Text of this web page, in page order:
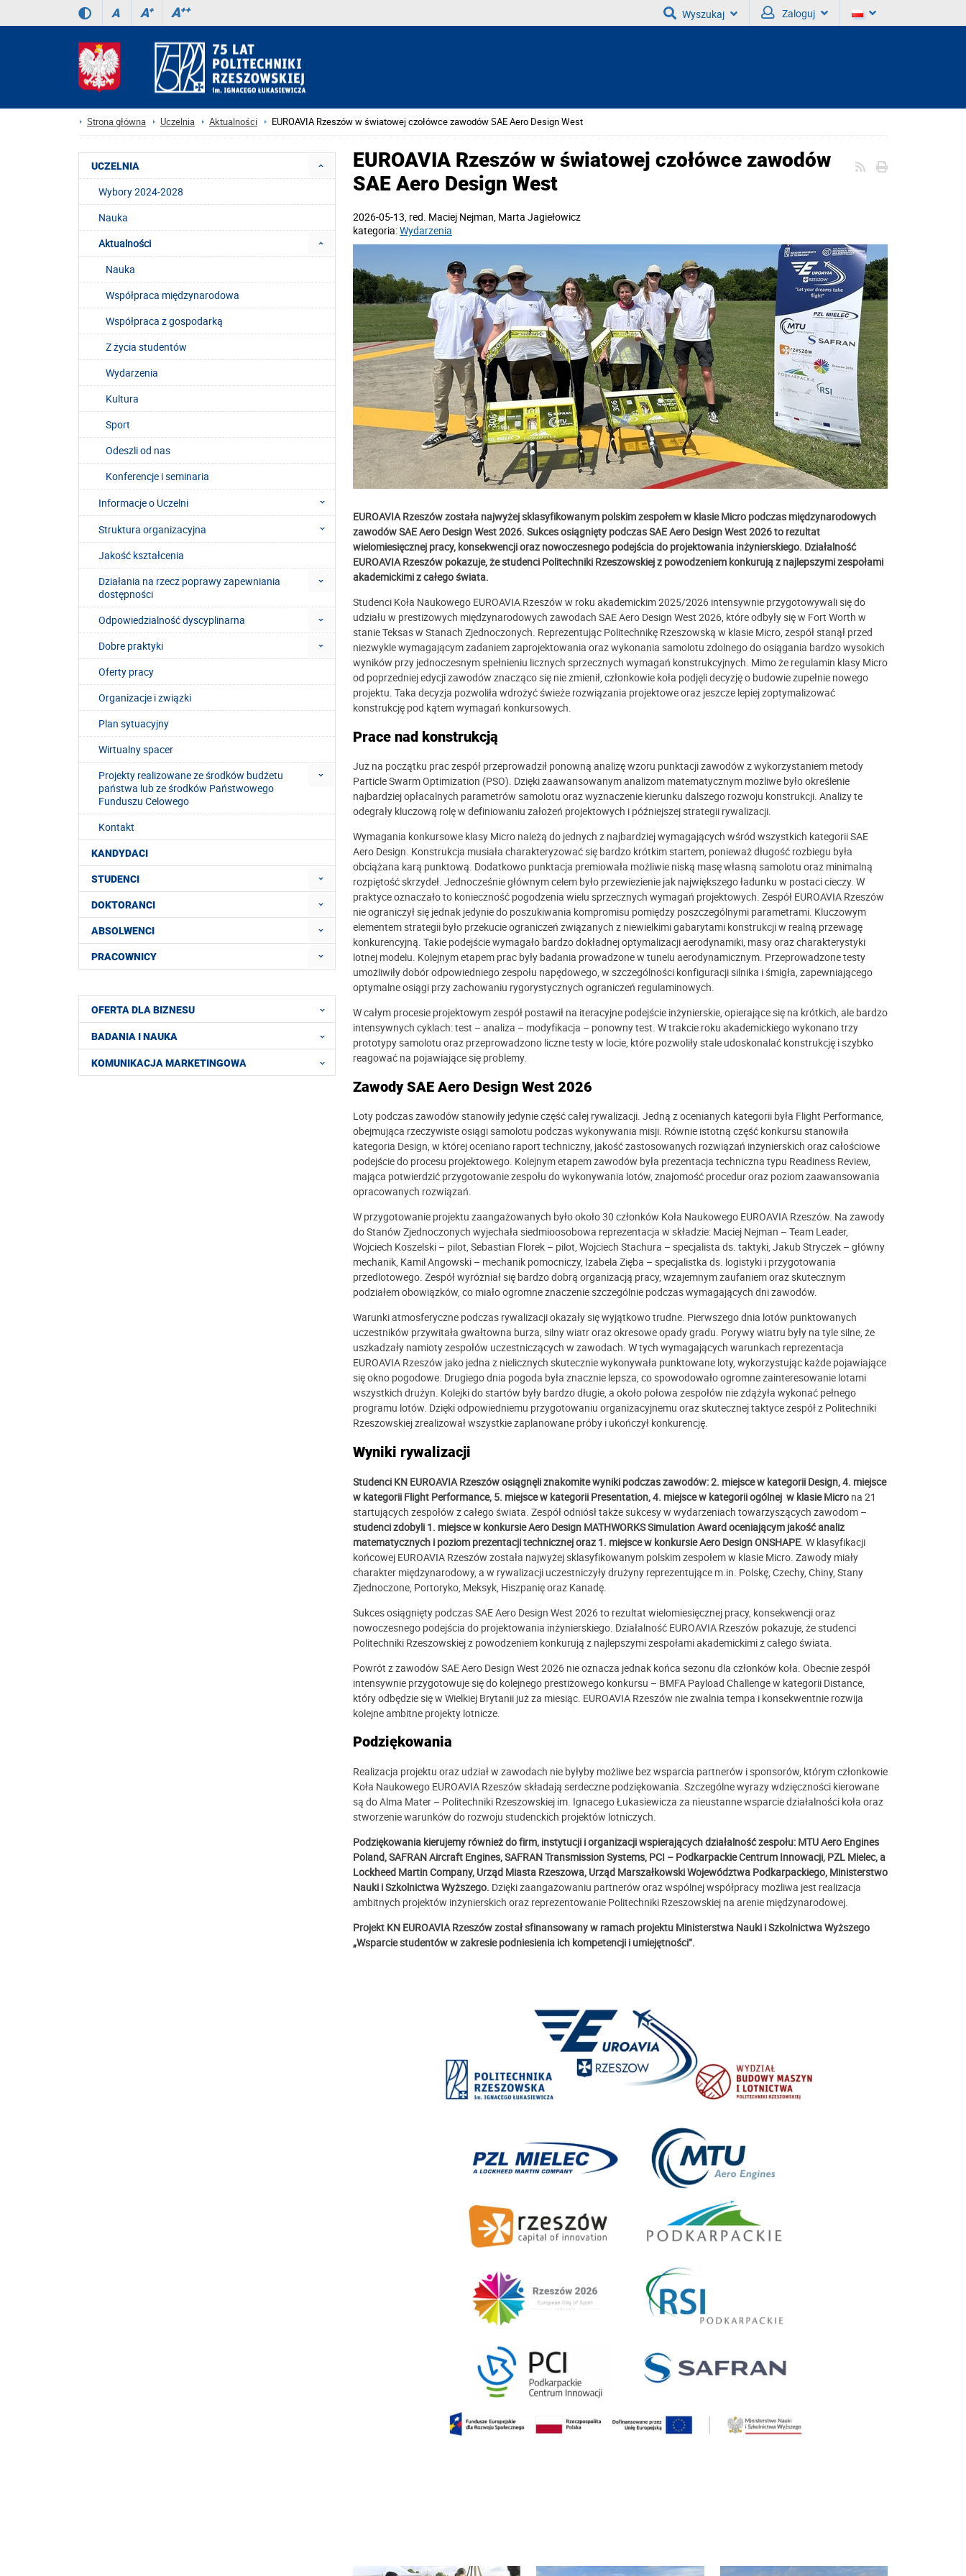
A A+ A++ Wyszukaj Zaloguj
Strona główna Uczelnia Aktualności EUROAVIA Rzeszów w światowej czołówce zawodów SAE Aero Design West
EUROAVIA Rzeszów w światowej czołówce zawodów
SAE Aero Design West
2026-05-13, red. Maciej Nejman, Marta Jagiełowicz
kategoria:Wydarzenia
EUROAVIA Rzeszów została najwyżej sklasyfikowanym polskim zespołem w klasie Micro podczas międzynarodowych
zawodów SAE Aero Design West 2026. Sukces osiągnięty podczas SAE Aero Design West 2026 to rezultat
wielomiesięcznej pracy, konsekwencji oraz nowoczesnego podejścia do projektowania inżynierskiego. Działalność
EUROAVIA Rzeszów pokazuje, że studenci Politechniki Rzeszowskiej z powodzeniem konkurują z najlepszymi zespołami
akademickimi z całego świata.
Studenci Koła Naukowego EUROAVIA Rzeszów w roku akademickim 2025/2026 intensywnie przygotowywali się do
udziału w prestiżowych międzynarodowych zawodach SAE Aero Design West 2026, które odbyły się w Fort Worth w
stanie Teksas w Stanach Zjednoczonych. Reprezentując Politechnikę Rzeszowską w klasie Micro, zespół stanął przed
niezwykle wymagającym zadaniem zaprojektowania oraz wykonania samolotu zdolnego do osiągania bardzo wysokich
wyników przy jednoczesnym spełnieniu licznych sprzecznych wymagań konstrukcyjnych. Mimo że regulamin klasy Micro
od poprzedniej edycji zawodów znacząco się nie zmienił, członkowie koła podjęli decyzję o budowie zupełnie nowego
projektu. Taka decyzja pozwoliła wdrożyć świeże rozwiązania projektowe oraz jeszcze lepiej zoptymalizować
konstrukcję pod kątem wymagań konkursowych.
Prace nad konstrukcją
Już na początku prac zespół przeprowadził ponowną analizę wzoru punktacji zawodów z wykorzystaniem metody
Particle Swarm Optimization (PSO). Dzięki zaawansowanym analizom matematycznym możliwe było określenie
najbardziej opłacalnych parametrów samolotu oraz wyznaczenie kierunku dalszego rozwoju konstrukcji. Analizy te
odegrały kluczową rolę w definiowaniu założeń projektowych i późniejszej strategii rywalizacji.
Wymagania konkursowe klasy Micro należą do jednych z najbardziej wymagających wśród wszystkich kategorii SAE
Aero Design. Konstrukcja musiała charakteryzować się bardzo krótkim startem, ponieważ długość rozbiegu była
obciążana karą punktową. Dodatkowo punktacja premiowała możliwie niską masę własną samolotu oraz minimalną
rozpiętość skrzydeł. Jednocześnie głównym celem było przewiezienie jak największego ładunku w postaci cieczy. W
praktyce oznaczało to konieczność pogodzenia wielu sprzecznych wymagań projektowych. Zespół EUROAVIA Rzeszów
nie ograniczył się jednak jedynie do poszukiwania kompromisu pomiędzy poszczególnymi parametrami. Kluczowym
elementem strategii było przekucie ograniczeń związanych z niewielkimi gabarytami konstrukcji w realną przewagę
konkurencyjną. Takie podejście wymagało bardzo dokładnej optymalizacji aerodynamiki, masy oraz charakterystyki
lotnej modelu. Kolejnym etapem prac były badania prowadzone w tunelu aerodynamicznym. Przeprowadzone testy
umożliwiły dobór odpowiedniego zespołu napędowego, w szczególności konfiguracji silnika i śmigła, zapewniającego
optymalne osiągi przy zachowaniu rygorystycznych ograniczeń regulaminowych.
W całym procesie projektowym zespół postawił na iteracyjne podejście inżynierskie, opierające się na krótkich, ale bardzo
intensywnych cyklach: test – analiza – modyfikacja – ponowny test. W trakcie roku akademickiego wykonano trzy
prototypy samolotu oraz przeprowadzono liczne testy w locie, które pozwoliły stale udoskonalać konstrukcję i szybko
reagować na pojawiające się problemy.
Zawody SAE Aero Design West 2026
Loty podczas zawodów stanowiły jedynie część całej rywalizacji. Jedną z ocenianych kategorii była Flight Performance,
obejmująca rzeczywiste osiągi samolotu podczas wykonywania misji. Równie istotną część konkursu stanowiła
kategoria Design, w której oceniano raport techniczny, jakość zastosowanych rozwiązań inżynierskich oraz całościowe
podejście do procesu projektowego. Kolejnym etapem zawodów była prezentacja techniczna typu Readiness Review,
mająca potwierdzić przygotowanie zespołu do wykonywania lotów, znajomość procedur oraz poziom zaawansowania
opracowanych rozwiązań.
W przygotowanie projektu zaangażowanych było około 30 członków Koła Naukowego EUROAVIA Rzeszów. Na zawody
do Stanów Zjednoczonych wyjechała siedmioosobowa reprezentacja w składzie: Maciej Nejman – Team Leader,
Wojciech Koszelski – pilot, Sebastian Florek – pilot, Wojciech Stachura – specjalista ds. taktyki, Jakub Stryczek – główny
mechanik, Kamil Angowski – mechanik pomocniczy, Izabela Zięba – specjalistka ds. logistyki i przygotowania
przedlotowego. Zespół wyróżniał się bardzo dobrą organizacją pracy, wzajemnym zaufaniem oraz skutecznym
podziałem obowiązków, co miało ogromne znaczenie szczególnie podczas wymagających dni zawodów.
Warunki atmosferyczne podczas rywalizacji okazały się wyjątkowo trudne. Pierwszego dnia lotów punktowanych
uczestników przywitała gwałtowna burza, silny wiatr oraz okresowe opady gradu. Porywy wiatru były na tyle silne, że
uszkadzały namioty zespołów uczestniczących w zawodach. W tych wymagających warunkach reprezentacja
EUROAVIA Rzeszów jako jedna z nielicznych skutecznie wykonywała punktowane loty, wykorzystując każde pojawiające
się okno pogodowe. Drugiego dnia pogoda była znacznie lepsza, co spowodowało ogromne zainteresowanie lotami
wszystkich drużyn. Kolejki do startów były bardzo długie, a około połowa zespołów nie zdążyła wykonać pełnego
programu lotów. Dzięki odpowiedniemu przygotowaniu organizacyjnemu oraz skutecznej taktyce zespół z Politechniki
Rzeszowskiej zrealizował wszystkie zaplanowane próby i ukończył konkurencję.
Wyniki rywalizacji
Studenci KN EUROAVIA Rzeszów osiągnęli znakomite wyniki podczas zawodów: 2. miejsce w kategorii Design, 4. miejsce
w kategorii Flight Performance, 5. miejsce w kategorii Presentation, 4. miejsce w kategorii ogólnej w klasie Micro na 21
startujących zespołów z całego świata. Zespół odniósł także sukcesy w wydarzeniach towarzyszących zawodom –
studenci zdobyli 1. miejsce w konkursie Aero Design MATHWORKS Simulation Award oceniającym jakość analiz
matematycznych i poziom prezentacji technicznej oraz 1. miejsce w konkursie Aero Design ONSHAPE . W klasyfikacji
końcowej EUROAVIA Rzeszów została najwyżej sklasyfikowanym polskim zespołem w klasie Micro. Zawody miały
charakter międzynarodowy, a w rywalizacji uczestniczyły drużyny reprezentujące m.in. Polskę, Czechy, Chiny, Stany
Zjednoczone, Portoryko, Meksyk, Hiszpanię oraz Kanadę.
Sukces osiągnięty podczas SAE Aero Design West 2026 to rezultat wielomiesięcznej pracy, konsekwencji oraz
nowoczesnego podejścia do projektowania inżynierskiego. Działalność EUROAVIA Rzeszów pokazuje, że studenci
Politechniki Rzeszowskiej z powodzeniem konkurują z najlepszymi zespołami akademickimi z całego świata.
Powrót z zawodów SAE Aero Design West 2026 nie oznacza jednak końca sezonu dla członków koła. Obecnie zespół
intensywnie przygotowuje się do kolejnego prestiżowego konkursu – BMFA Payload Challenge w kategorii Distance,
który odbędzie się w Wielkiej Brytanii już za miesiąc. EUROAVIA Rzeszów nie zwalnia tempa i konsekwentnie rozwija
kolejne ambitne projekty lotnicze.
Podziękowania
Realizacja projektu oraz udział w zawodach nie byłyby możliwe bez wsparcia partnerów i sponsorów, którym członkowie
Koła Naukowego EUROAVIA Rzeszów składają serdeczne podziękowania. Szczególne wyrazy wdzięczności kierowane
są do Alma Mater – Politechniki Rzeszowskiej im. Ignacego Łukasiewicza za nieustanne wsparcie działalności koła oraz
stworzenie warunków do rozwoju studenckich projektów lotniczych.
Podziękowania kierujemy również do firm, instytucji i organizacji wspierających działalność zespołu: MTU Aero Engines
Poland, SAFRAN Aircraft Engines, SAFRAN Transmission Systems, PCI – Podkarpackie Centrum Innowacji, PZL Mielec, a
Lockheed Martin Company, Urząd Miasta Rzeszowa, Urząd Marszałkowski Województwa Podkarpackiego, Ministerstwo
Nauki i Szkolnictwa Wyższego. Dzięki zaangażowaniu partnerów oraz wspólnej współpracy możliwa jest realizacja
ambitnych projektów inżynierskich oraz reprezentowanie Politechniki Rzeszowskiej na arenie międzynarodowej.
Projekt KN EUROAVIA Rzeszów został sfinansowany w ramach projektu Ministerstwa Nauki i Szkolnictwa Wyższego
„Wsparcie studentów w zakresie podniesienia ich kompetencji i umiejętności”.
UCZELNIA
Wybory 2024-2028
Nauka
Aktualności
Nauka
Współpraca międzynarodowa
Współpraca z gospodarką
Z życia studentów
Wydarzenia
Kultura
Sport
Odeszli od nas
Konferencje i seminaria
Informacje o Uczelni
Struktura organizacyjna
Jakość kształcenia
Działania na rzecz poprawy zapewniania
dostępności
Odpowiedzialność dyscyplinarna
Dobre praktyki
Oferty pracy
Organizacje i związki
Plan sytuacyjny
Wirtualny spacer
Projekty realizowane ze środków budżetu
państwa lub ze środków Państwowego
Funduszu Celowego
Kontakt
KANDYDACI
STUDENCI
DOKTORANCI
ABSOLWENCI
PRACOWNICY
OFERTA DLA BIZNESU
BADANIA I NAUKA
KOMUNIKACJA MARKETINGOWA